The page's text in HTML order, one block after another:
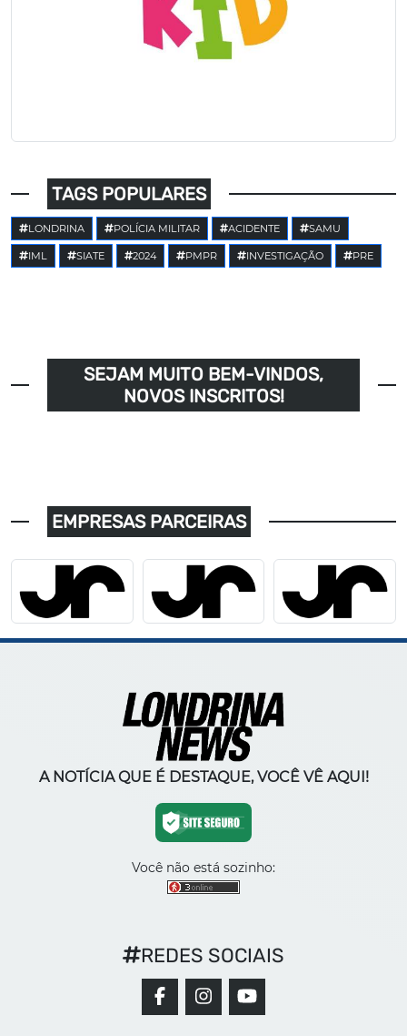
TAGS POPULARES
LONDRINA POLÍCIA MILITAR ACIDENTE SAMU
IML SIATE 2024 PMPR INVESTIGAÇÃO PRE
SEJAM MUITO BEM-VINDOS,
NOVOS INSCRITOS!
EMPRESAS PARCEIRAS
A NOTÍCIA QUE É DESTAQUE, VOCÊ VÊ AQUI!
Você não está sozinho:
REDES SOCIAIS